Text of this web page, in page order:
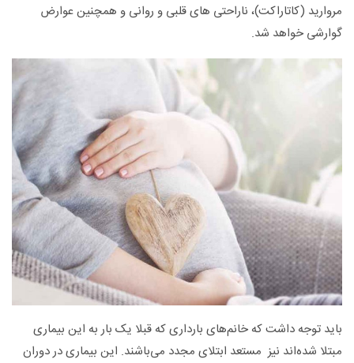
مروارید (کاتاراکت)، ناراحتی های قلبی و روانی و همچنین عوارض
گوارشی خواهد شد.
باید توجه داشت که خانم‌های بارداری که قبلا یک بار به این بیماری
مبتلا شده‌اند نیز مستعد ابتلای مجدد می‌باشند. این بیماری در دوران